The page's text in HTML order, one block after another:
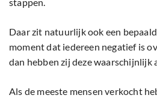
Daar zit natuurlijk ook een
moment dat iedereen negatief is
dan hebben zij deze waarschijnlijk
Als de meeste mensen verkocht